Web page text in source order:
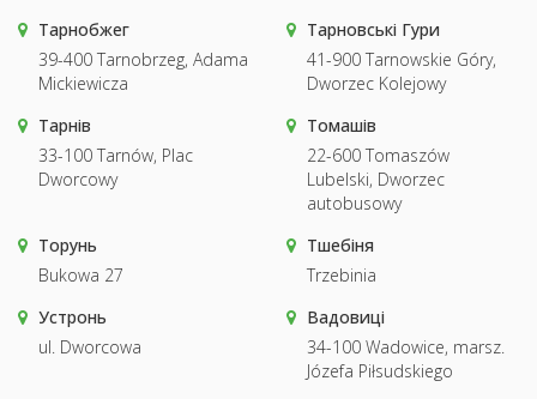
Тарнобжег
39-400 Tarnobrzeg, Adama
Mickiewicza
Тарновські Гури
41-900 Tarnowskie Góry,
Dworzec Kolejowy
Тарнів
33-100 Tarnów, Plac
Dworcowy
Томашів
22-600 Tomaszów
Lubelski, Dworzec
autobusowy
Торунь
Bukowa 27
Тшебіня
Trzebinia
Устронь
ul. Dworcowa
Вадовиці
34-100 Wadowice, marsz.
Józefa Piłsudskiego